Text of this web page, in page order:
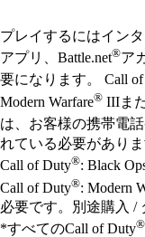
Available actions
プレイするにはイン
アプリ、Battle.net®ア
要になります。 Call
Modern Warfare® IIIま
は、お客様の携帯電
れている必要がありま
Call of Duty®: Black
Call of Duty®: Modern
必要です。別途購入 /
*すべてのCall of Duty®